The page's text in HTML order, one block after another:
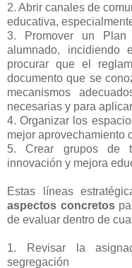
2. Abrir canales de
educativa,
3. Promover un Plan
alumnado, incidiendo
procurar que el
documento que se
mecanismos
necesarias y para
4. Organizar los
mejor aprovechamiento
5. Crear grupos de
innovación y mejora
Estas líneas
aspectos concretos
de evaluar dentro de
1. Revisar la
segregación